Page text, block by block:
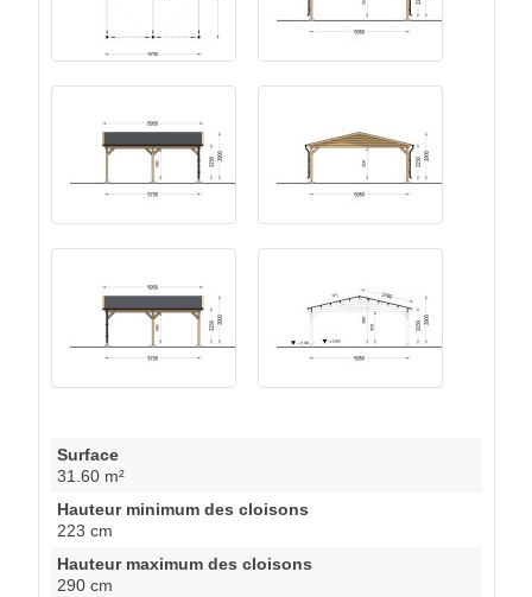
Surface
31.60 m²
Hauteur minimum des cloisons
223 cm
Hauteur maximum des cloisons
290 cm